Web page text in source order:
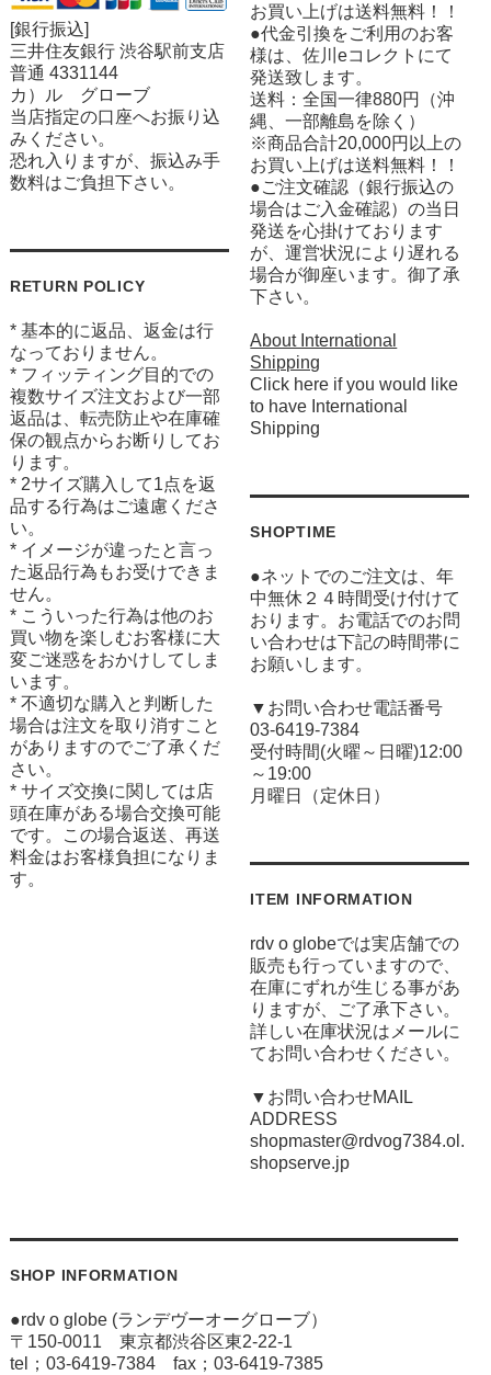
[銀行振込]
三井住友銀行 渋谷駅前支店
普通 4331144
カ）ル グローブ
当店指定の口座へお振り込
みください。
恐れ入りますが、振込み手
数料はご負担下さい。
RETURN POLICY
* 基本的に返品、返金は行
なっておりません。
* フィッティング目的での
複数サイズ注文および一部
返品は、転売防止や在庫確
保の観点からお断りしてお
ります。
* 2サイズ購入して1点を返
品する行為はご遠慮くださ
い。
* イメージが違ったと言っ
た返品行為もお受けできま
せん。
* こういった行為は他のお
買い物を楽しむお客様に大
変ご迷惑をおかけしてしま
います。
* 不適切な購入と判断した
場合は注文を取り消すこと
がありますのでご了承くだ
さい。
* サイズ交換に関しては店
頭在庫がある場合交換可能
です。この場合返送、再送
料金はお客様負担になりま
す。
お買い上げは送料無料！！
●代金引換をご利用のお客
様は、佐川eコレクトにて
発送致します。
送料：全国一律880円（沖
縄、一部離島を除く）
※商品合計20,000円以上の
お買い上げは送料無料！！
●ご注文確認（銀行振込の
場合はご入金確認）の当日
発送を心掛けております
が、運営状況により遅れる
場合が御座います。御了承
下さい。
About International
Shipping
Click here if you would like
to have International
Shipping
SHOPTIME
●ネットでのご注文は、年
中無休２４時間受け付けて
おります。お電話でのお問
い合わせは下記の時間帯に
お願いします。
▼お問い合わせ電話番号
03-6419-7384
受付時間(火曜～日曜)12:00
～19:00
月曜日（定休日）
ITEM INFORMATION
rdv o globeでは実店舗での
販売も行っていますので、
在庫にずれが生じる事があ
りますが、ご了承下さい。
詳しい在庫状況はメールに
てお問い合わせください。
▼お問い合わせMAIL
ADDRESS
shopmaster@rdvog7384.ol.
shopserve.jp
SHOP INFORMATION
●rdv o globe (ランデヴーオーグローブ）
〒150-0011 東京都渋谷区東2-22-1
tel；03-6419-7384 fax；03-6419-7385